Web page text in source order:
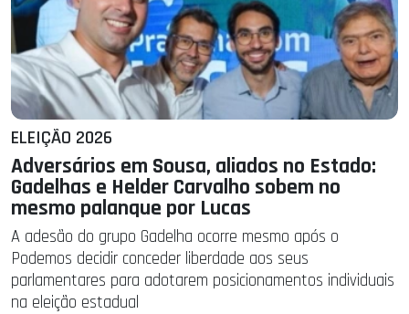
ELEIÇÃO 2026
Adversários em Sousa, aliados no Estado:
Gadelhas e Helder Carvalho sobem no
mesmo palanque por Lucas
A adesão do grupo Gadelha ocorre mesmo após o
Podemos decidir conceder liberdade aos seus
parlamentares para adotarem posicionamentos individuais
na eleição estadual